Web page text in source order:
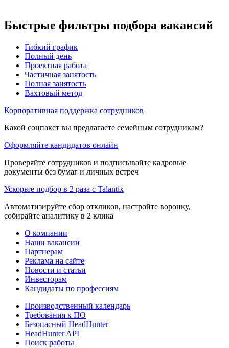
Быстрые фильтры подбора вакансий
Гибкий график
Полный день
Проектная работа
Частичная занятость
Полная занятость
Вахтовый метод
Корпоративная поддержка сотрудников
Какой соцпакет вы предлагаете семейным сотрудникам?
Оформляйте кандидатов онлайн
Проверяйте сотрудников и подписывайте кадровые
документы без бумаг и личных встреч
Ускорьте подбор в 2 раза с Talantix
Автоматизируйте сбор откликов, настройте воронку,
собирайте аналитику в 2 клика
О компании
Наши вакансии
Партнерам
Реклама на сайте
Новости и статьи
Инвесторам
Кандидаты по профессиям
Производственный календарь
Требования к ПО
Безопасный HeadHunter
HeadHunter API
Поиск работы